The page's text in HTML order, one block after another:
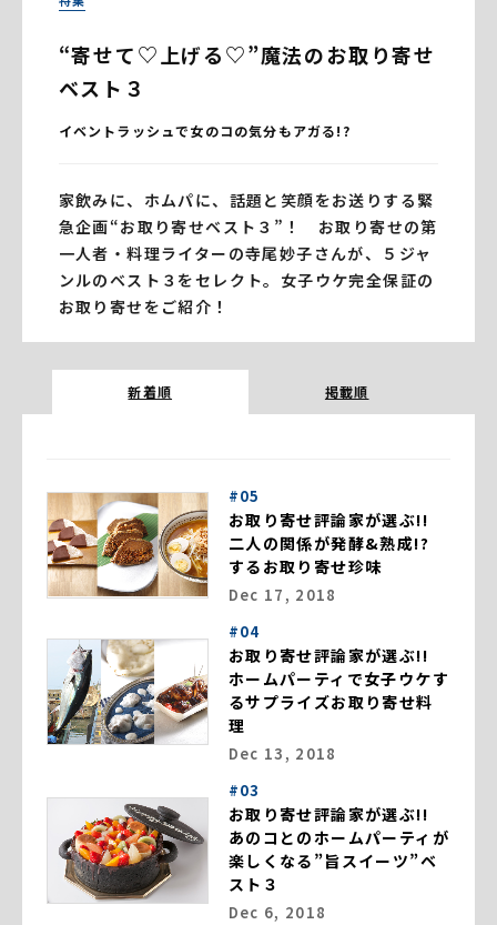
“寄せて♡上げる♡”魔法のお取り寄せ
ベスト３
イベントラッシュで女のコの気分もアガる!?
家飲みに、ホムパに、話題と笑顔をお送りする緊
急企画“お取り寄せベスト３”！ お取り寄せの第
一人者・料理ライターの寺尾妙子さんが、５ジャ
ンルのベスト３をセレクト。女子ウケ完全保証の
お取り寄せをご紹介！
新着順 掲載順
#05
お取り寄せ評論家が選ぶ!!
二人の関係が発酵&熟成!?
するお取り寄せ珍味
Dec 17, 2018
#04
お取り寄せ評論家が選ぶ!!
ホームパーティで女子ウケす
るサプライズお取り寄せ料
理
Dec 13, 2018
#03
お取り寄せ評論家が選ぶ!!
あのコとのホームパーティが
楽しくなる”旨スイーツ”ベ
スト３
Dec 6, 2018